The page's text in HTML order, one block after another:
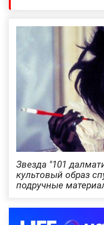
Звезда "101
культовый образ
подручные